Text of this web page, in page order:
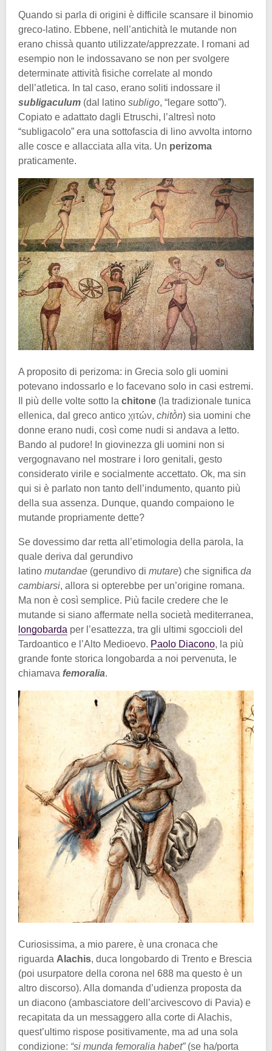
Quando si parla di origini è difficile scansare il binomio
greco-latino. Ebbene, nell’antichità le mutande non
erano chissà quanto utilizzate/apprezzate. I romani ad
esempio non le indossavano se non per svolgere
determinate attività fisiche correlate al mondo
dell’atletica. In tal caso, erano soliti indossare il
subligaculum (dal latino subligo, “legare sotto”).
Copiato e adattato dagli Etruschi, l’altresì noto
“subligacolo” era una sottofascia di lino avvolta intorno
alle cosce e allacciata alla vita. Un perizoma
praticamente.
A proposito di perizoma: in Grecia solo gli uomini
potevano indossarlo e lo facevano solo in casi estremi.
Il più delle volte sotto la chitone (la tradizionale tunica
ellenica, dal greco antico χιτών, chitṑn) sia uomini che
donne erano nudi, così come nudi si andava a letto.
Bando al pudore! In giovinezza gli uomini non si
vergognavano nel mostrare i loro genitali, gesto
considerato virile e socialmente accettato. Ok, ma sin
qui si è parlato non tanto dell’indumento, quanto più
della sua assenza. Dunque, quando compaiono le
mutande propriamente dette?
Se dovessimo dar retta all’etimologia della parola, la
quale deriva dal gerundivo
latino mutandae (gerundivo di mutare) che significa da
cambiarsi, allora si opterebbe per un’origine romana.
Ma non è così semplice. Più facile credere che le
mutande si siano affermate nella società mediterranea,
longobarda per l’esattezza, tra gli ultimi sgoccioli del
Tardoantico e l’Alto Medioevo. Paolo Diacono, la più
grande fonte storica longobarda a noi pervenuta, le
chiamava femoralia.
Curiosissima, a mio parere, è una cronaca che
riguarda Alachis, duca longobardo di Trento e Brescia
(poi usurpatore della corona nel 688 ma questo è un
altro discorso). Alla domanda d’udienza proposta da
un diacono (ambasciatore dell’arcivescovo di Pavia) e
recapitata da un messaggero alla corte di Alachis,
quest’ultimo rispose positivamente, ma ad una sola
condizione: “si munda femoralia habet”(se ha/porta